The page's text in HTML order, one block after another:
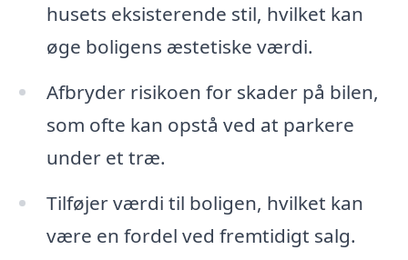
husets eksisterende stil, hvilket kan
øge boligens æstetiske værdi.
Afbryder risikoen for skader på bilen,
som ofte kan opstå ved at parkere
under et træ.
Tilføjer værdi til boligen, hvilket kan
være en fordel ved fremtidigt salg.